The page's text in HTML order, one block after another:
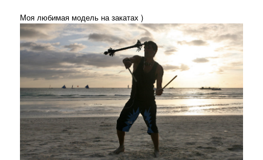
Моя любимая модель на закатах )